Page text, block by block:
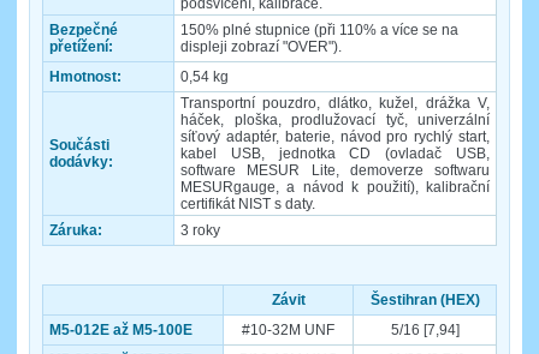
Bezpečné
přetížení:
150% plné stupnice (při 110% a více se na
displeji zobrazí "OVER").
Hmotnost:
0,54 kg
Součásti
dodávky:
Transportní pouzdro, dlátko, kužel, drážka V,
háček, ploška, prodlužovací tyč, univerzální
síťový adaptér, baterie, návod pro rychlý start,
kabel USB, jednotka CD (ovladač USB,
software MESUR Lite, demoverze softwaru
MESURgauge, a návod k použití), kalibrační
certifikát NIST s daty.
Záruka:
3 roky
Závit
Šestihran (HEX)
M5-012E až M5-100E
#10-32M UNF
5/16 [7,94]